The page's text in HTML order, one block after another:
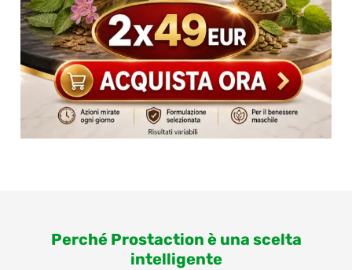
Perché Prostaction è una scelta
intelligente